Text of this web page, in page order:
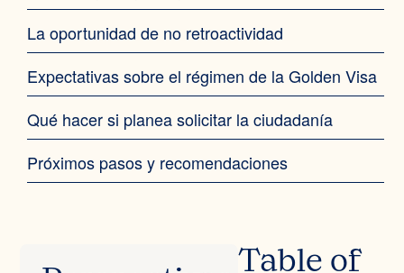
La oportunidad de no retroactividad
Expectativas sobre el régimen de la Golden Visa
Qué hacer si planea solicitar la ciudadanía
Próximos pasos y recomendaciones
Table of